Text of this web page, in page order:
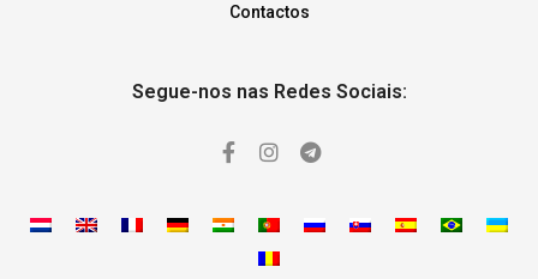
Contactos
Segue-nos nas Redes Sociais: